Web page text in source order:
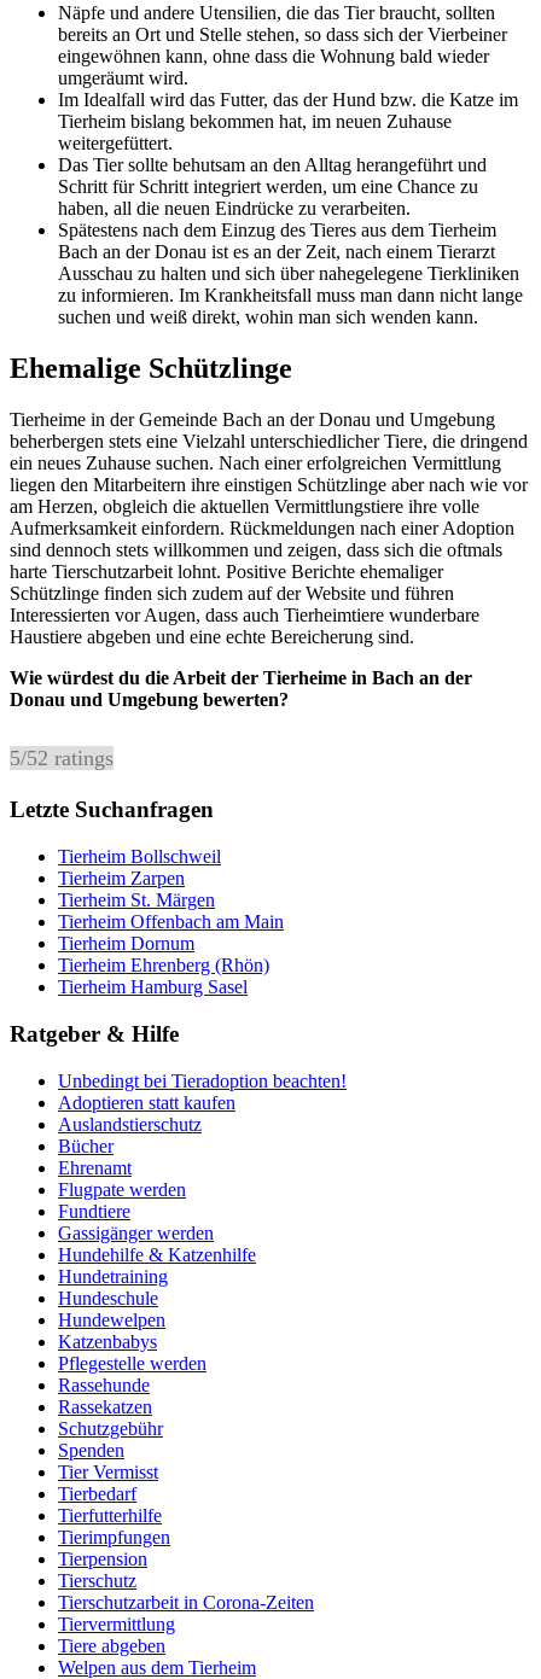
Näpfe und andere Utensilien, die das Tier braucht, sollten
bereits an Ort und Stelle stehen, so dass sich der Vierbeiner
eingewöhnen kann, ohne dass die Wohnung bald wieder
umgeräumt wird.
Im Idealfall wird das Futter, das der Hund bzw. die Katze im
Tierheim bislang bekommen hat, im neuen Zuhause
weitergefüttert.
Das Tier sollte behutsam an den Alltag herangeführt und
Schritt für Schritt integriert werden, um eine Chance zu
haben, all die neuen Eindrücke zu verarbeiten.
Spätestens nach dem Einzug des Tieres aus dem Tierheim
Bach an der Donau ist es an der Zeit, nach einem Tierarzt
Ausschau zu halten und sich über nahegelegene Tierkliniken
zu informieren. Im Krankheitsfall muss man dann nicht lange
suchen und weiß direkt, wohin man sich wenden kann.
Ehemalige Schützlinge
Tierheime in der Gemeinde Bach an der Donau und Umgebung
beherbergen stets eine Vielzahl unterschiedlicher Tiere, die dringend
ein neues Zuhause suchen. Nach einer erfolgreichen Vermittlung
liegen den Mitarbeitern ihre einstigen Schützlinge aber nach wie vor
am Herzen, obgleich die aktuellen Vermittlungstiere ihre volle
Aufmerksamkeit einfordern. Rückmeldungen nach einer Adoption
sind dennoch stets willkommen und zeigen, dass sich die oftmals
harte Tierschutzarbeit lohnt. Positive Berichte ehemaliger
Schützlinge finden sich zudem auf der Website und führen
Interessierten vor Augen, dass auch Tierheimtiere wunderbare
Haustiere abgeben und eine echte Bereicherung sind.
Wie würdest du die Arbeit der Tierheime in Bach an der
Donau und Umgebung bewerten?
5/52 ratings
Letzte Suchanfragen
Tierheim Bollschweil
Tierheim Zarpen
Tierheim St. Märgen
Tierheim Offenbach am Main
Tierheim Dornum
Tierheim Ehrenberg (Rhön)
Tierheim Hamburg Sasel
Ratgeber & Hilfe
Unbedingt bei Tieradoption beachten!
Adoptieren statt kaufen
Auslandstierschutz
Bücher
Ehrenamt
Flugpate werden
Fundtiere
Gassigänger werden
Hundehilfe & Katzenhilfe
Hundetraining
Hundeschule
Hundewelpen
Katzenbabys
Pflegestelle werden
Rassehunde
Rassekatzen
Schutzgebühr
Spenden
Tier Vermisst
Tierbedarf
Tierfutterhilfe
Tierimpfungen
Tierpension
Tierschutz
Tierschutzarbeit in Corona-Zeiten
Tiervermittlung
Tiere abgeben
Welpen aus dem Tierheim